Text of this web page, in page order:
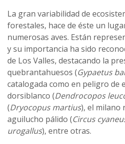
La gran variabilidad de
forestales, hace de éste un
numerosas aves. Están
y su importancia ha sido
de Los Valles, destacando la
quebrantahuesos (Gypaetus
catalogada como en peligro de
dorsiblanco (Dendrocopos
(Dryocopus martius), el milano
aguilucho pálido (Circus
urogallus), entre otras.